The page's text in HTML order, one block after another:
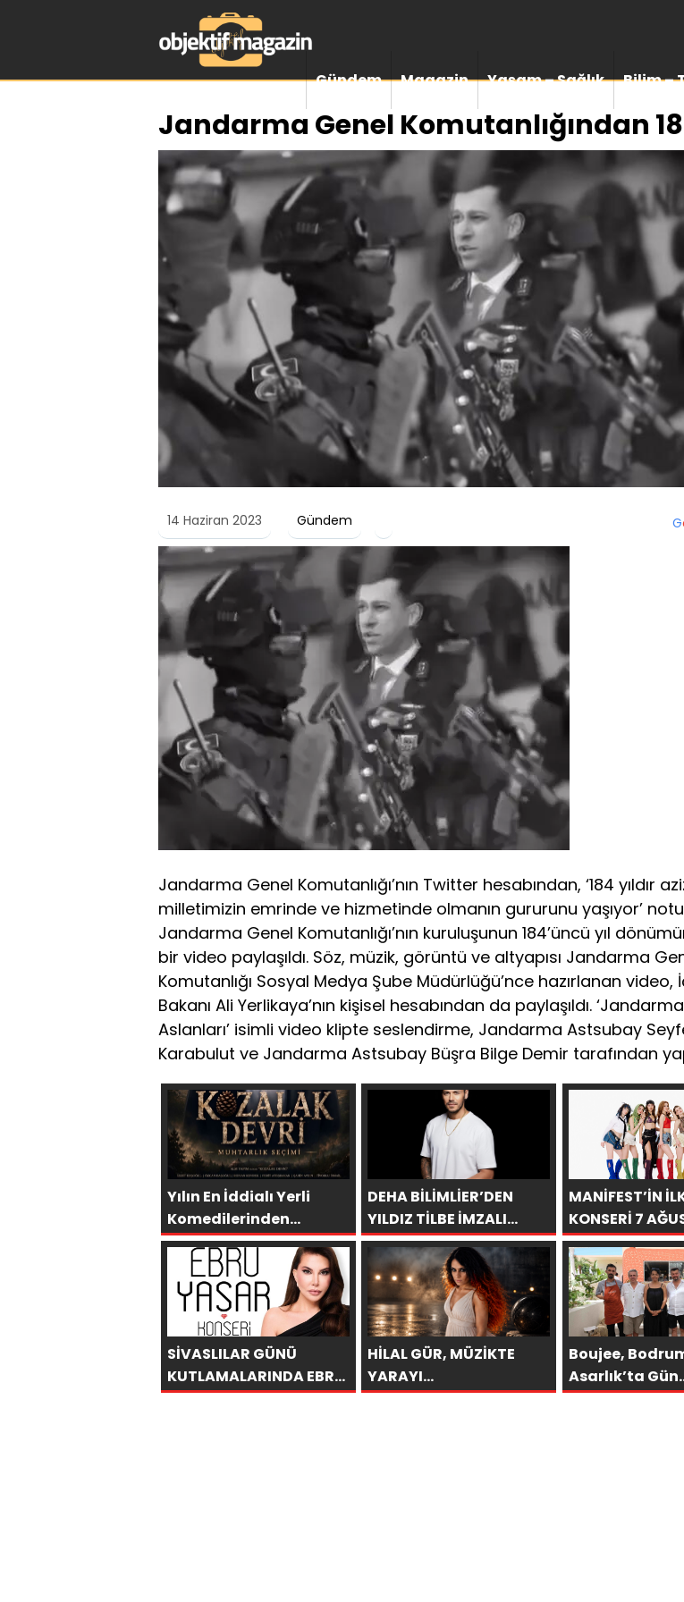
Gündem Magazin Yaşam – Sağlık Bilim –
Jandarma Genel Komutanlığından
14 Haziran 2023 Gündem G
Jandarma Genel Komutanlığı’nın Twitter hesabından, ‘184 yıldır
milletimizin emrinde ve hizmetinde olmanın gururunu yaşıyor’
Jandarma Genel Komutanlığı’nın kuruluşunun 184’üncü yıl
bir video paylaşıldı. Söz, müzik, görüntü ve altyapısı Jandarma
Komutanlığı Sosyal Medya Şube Müdürlüğü’nce hazırlanan video,
Bakanı Ali Yerlikaya’nın kişisel hesabından da paylaşıldı.
Aslanları’ isimli video klipte seslendirme, Jandarma Astsubay
Karabulut ve Jandarma Astsubay Büşra Bilge Demir tarafından
Yılın En İddialı Yerli
Komedilerinden
“Kozalak Devri” 7
Ağustos’ta Vizyonda
DEHA BİLİMLİER’DEN
YILDIZ TİLBE İMZALI
GÜÇLÜ DÖNÜŞ: “AŞKSIZ
PRENS”
MANİFEST’İN
KONSERİ 7
ANTALYA’DA
SİVASLILAR GÜNÜ
KUTLAMALARINDA EBRU
YAŞAR RÜZGARI
HİLAL GÜR, MÜZİKTE
YARAYI
SAKLAYAMAZSINIZ
Boujee,
Asarlık’ta Gün
Batımının En